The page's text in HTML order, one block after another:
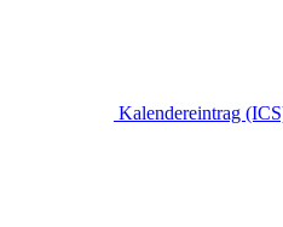
Kalendereintrag